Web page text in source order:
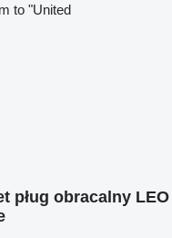
to "United
pług obracalny LEO